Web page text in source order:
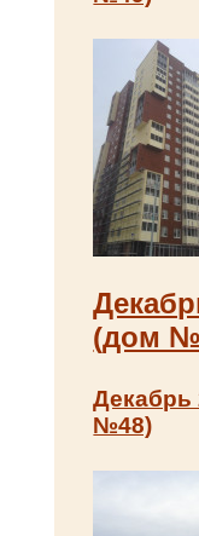
(дом
Декабрь
№48)